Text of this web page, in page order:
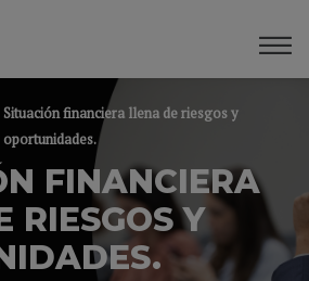
Situación financiera llena de riesgos y
oportunidades.
FINANCIERA
RIESGOS Y